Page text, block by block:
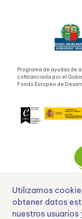
Programa de ayudas de
cofinanciada por el
Fondo Europeo de
Nº EXP 00152378 /
Utilizamos
obtener datos
nuestros